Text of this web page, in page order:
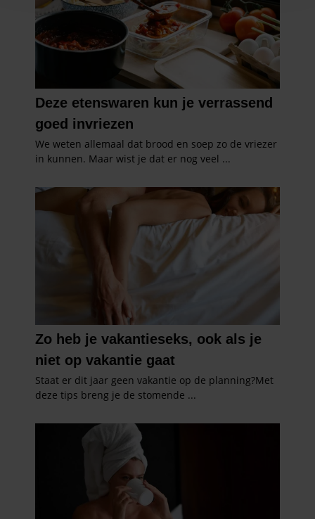
en om ons websiteverkeer te analyseren. Ook delen we
informatie over uw gebruik van onze site met onze
partners voor social media, adverteren en analyse. Deze
partners kunnen deze gegevens combineren met andere
informatie die u aan ze heeft verstrekt of die ze hebben
verzameld op basis van uw gebruik van hun services. U
gaat akkoord met onze cookies als u onze website blijft
gebruiken.